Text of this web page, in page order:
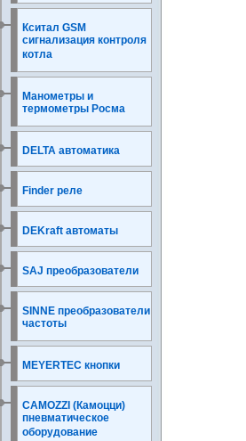
Кситал GSM
сигнализация контроля
котла
Манометры и
термометры Росма
DELTA автоматика
Finder реле
DEKraft автоматы
SAJ преобразователи
SINNE преобразователи
частоты
MEYERTEC кнопки
CAMOZZI (Камоцци)
пневматическое
оборудование